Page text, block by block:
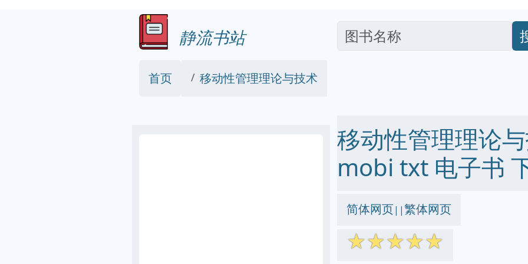
静流书站
首页 移动性管理理论与技术
移动性管理理论
mobi txt 电子书
简体网页||繁体网页
☆☆☆☆☆